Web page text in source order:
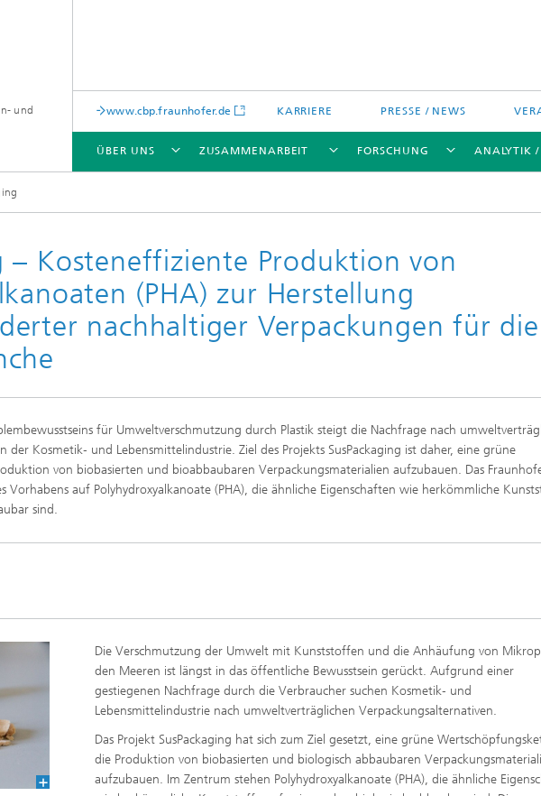
und
www.cbp.fraunhofer.de KARRIERE PRESSE / NEWS
ÜBER UNS ZUSAMMENARBEIT FORSCHUNG
Biofabrikation
Beschichtungstechnologien
Verfahren
Dreidimensionale (3D) Mikrogewebe:
Organoide und Sphäroide
Produktionszelllinien
Wassermanagement – Konzepte
Verfahren für optimierte
Wassernutzung und -
Trocknung mit überhitztem
Gewinnung von Biogas durch
Hochlastfaulung von
von Düngemitteln
Biofilme und Hygiene
Industrielle Biotechnologie
Algenbiotechnologie
ANALYTIK /
Oberflächenanalytik
Weitere analytische Methoden
– Kosteneffiziente Produktion von
(PHA) zur Herstellung
nachhaltiger Verpackungen für die
für Umweltverschmutzung durch Plastik steigt die Nachfrage nach
der Kosmetik‑ und Lebensmittelindustrie. Ziel des Projekts SusPackaging ist daher, eine grüne
von biobasierten und bioabbaubaren Verpackungsmaterialien aufzubauen. Das
Vorhabens auf Polyhydroxyalkanoate (PHA), die ähnliche Eigenschaften wie herkömmliche
sind.
Die Verschmutzung der Umwelt mit Kunststoffen und die Anhäufung von
den Meeren ist längst in das öffentliche Bewusstsein gerückt. Aufgrund einer
gestiegenen Nachfrage durch die Verbraucher suchen Kosmetik‑ und
Lebensmittelindustrie nach umweltverträglichen Verpackungsalternativen.
Das Projekt SusPackaging hat sich zum Ziel gesetzt, eine grüne
die Produktion von biobasierten und biologisch abbaubaren
aufzubauen. Im Zentrum stehen Polyhydroxyalkanoate (PHA), die ähnliche